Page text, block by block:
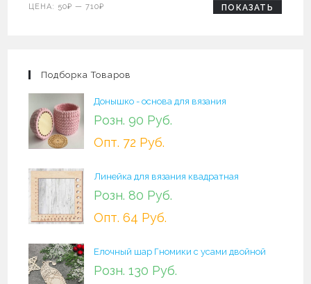
Минимальная
Максимальная
ПОКАЗАТЬ
ЦЕНА: 50₽ —710₽
Подборка Товаров
Донышко - основа для вязания
Розн. 90 Руб.
Опт. 72 Руб.
Линейка для вязания квадратная
Розн. 80 Руб.
Опт. 64 Руб.
Елочный шар Гномики c усами двойной
Розн. 130 Руб.